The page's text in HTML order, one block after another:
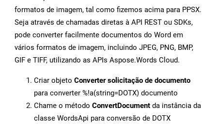
formatos de imagem, tal como fizemos acima para PPSX.
Seja através de chamadas diretas à API REST ou SDKs,
pode converter facilmente documentos do Word em
vários formatos de imagem, incluindo JPEG, PNG, BMP,
GIF e TIFF, utilizando as APIs Aspose.Words Cloud.
Criar objeto Converter solicitação de documento
para converter %!a(string=DOTX) documento
Chame o método ConvertDocument da instância da
classe WordsApi para conversão de DOTX